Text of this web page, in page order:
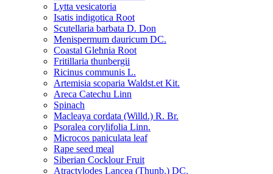
Lytta vesicatoria
Isatis indigotica Root
Scutellaria barbata D. Don
Menispermum dauricum DC.
Coastal Glehnia Root
Fritillaria thunbergii
Ricinus communis L.
Artemisia scoparia Waldst.et Kit.
Areca Catechu Linn
Spinach
Macleaya cordata (Willd.) R. Br.
Psoralea corylifolia Linn.
Microcos paniculata leaf
Rape seed meal
Siberian Cocklour Fruit
Atractylodes Lancea (Thunb.) DC.